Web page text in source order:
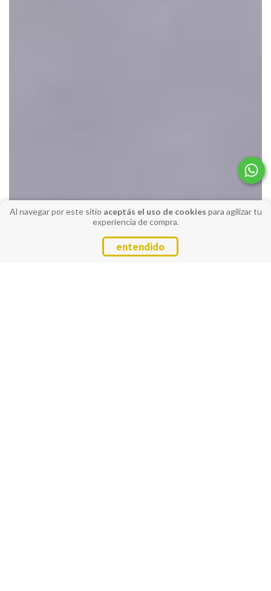
Al navegar por este sitio aceptás el uso de cookies para agilizar tu
experiencia de compra.
entendido